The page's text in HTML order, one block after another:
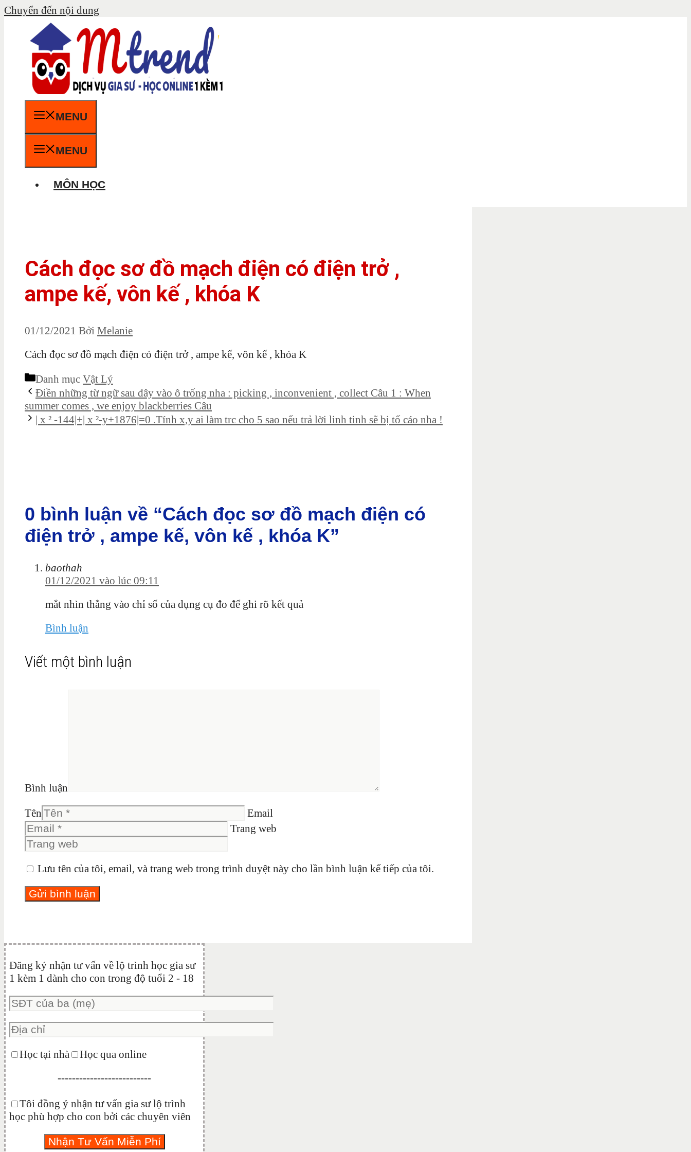
Chuyển đến nội dung
MENU
MENU
MÔN HỌC
Cách đọc sơ đồ mạch điện có điện trở ,
ampe kế, vôn kế , khóa K
01/12/2021 Bởi Melanie
Cách đọc sơ đồ mạch điện có điện trở , ampe kế, vôn kế , khóa K
Danh mục Vật Lý
Điền những từ ngữ sau đây vào ô trống nha : picking , inconvenient , collect Câu 1 : When
summer comes , we enjoy blackberries Câu
| x ² -144|+| x ²-y+1876|=0 .Tính x,y ai làm trc cho 5 sao nếu trả lời linh tinh sẽ bị tố cáo nha !
0 bình luận về “Cách đọc sơ đồ mạch điện có
điện trở , ampe kế, vôn kế , khóa K”
baothah
01/12/2021 vào lúc 09:11
mắt nhìn thẳng vào chỉ số của dụng cụ đo để ghi rõ kết quả
Bình luận
Viết một bình luận
Bình luận
Tên
Email
Trang web
Lưu tên của tôi, email, và trang web trong trình duyệt này cho lần bình luận kế tiếp của tôi.
Đăng ký nhận tư vấn về lộ trình học gia sư
1 kèm 1 dành cho con trong độ tuổi 2 - 18
Học tại nhà
Học qua online
--------------------------
Tôi đồng ý nhận tư vấn gia sư lộ trình
học phù hợp cho con bởi các chuyên viên